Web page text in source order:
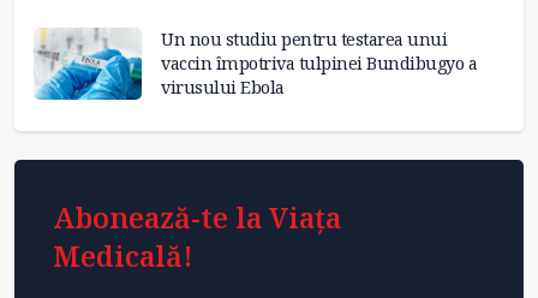
Un nou studiu pentru testarea unui
vaccin împotriva tulpinei Bundibugyo a
virusului Ebola
Abonează-te la Viața
Medicală!